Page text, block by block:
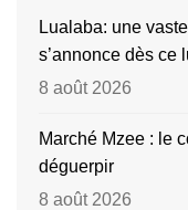
Lualaba: une
s’annonce dès ce
8 août 2026
Marché Mzee : le
déguerpir
8 août 2026